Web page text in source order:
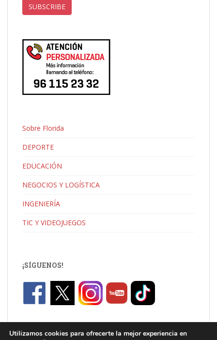
Sobre Florida
DEPORTE
EDUCACIÓN
NEGOCIOS Y LOGÍSTICA
INGENIERÍA
TIC Y VIDEOJUEGOS
¡SÍGUENOS!
Utilizamos cookies para ofrecerte la mejor experiencia en